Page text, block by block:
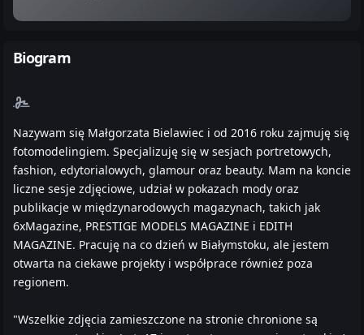
Biogram
Nazywam się Małgorzata Bielawiec i od 2016 roku zajmuję się
fotomodelingiem. Specjalizuję się w sesjach portretowych,
fashion, edytorialowych, glamour oraz beauty. Mam na koncie
liczne sesje zdjęciowe, udział w pokazach mody oraz
publikacje w międzynarodowych magazynach, takich jak
6xMagazine, PRESTIGE MODELS MAGAZINE i EDITH
MAGAZINE. Pracuję na co dzień w Białymstoku, ale jestem
otwarta na ciekawe projekty i współprace również poza
regionem.
"Wszelkie zdjęcia zamieszczone na stronie chronione są